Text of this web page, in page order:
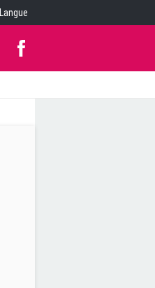
Langue